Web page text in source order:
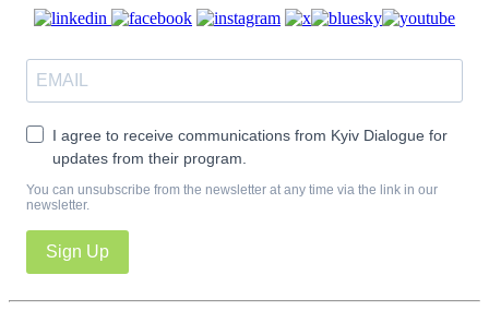
I agree to receive communications from Kyiv Dialogue for
updates from their program.
You can unsubscribe from the newsletter at any time via the link in our
newsletter.
Sign Up